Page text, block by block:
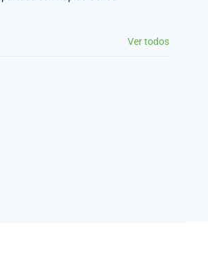
Ver todos